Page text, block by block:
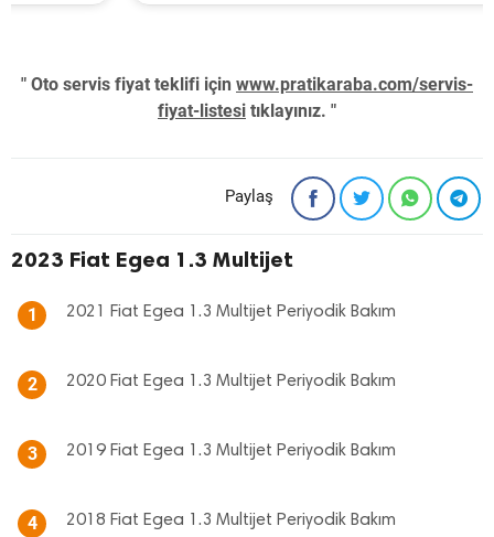
" Oto servis fiyat teklifi için www.pratikaraba.com/servis-
fiyat-listesi tıklayınız. "
Paylaş
2023 Fiat Egea 1.3 Multijet
1 2021 Fiat Egea 1.3 Multijet Periyodik Bakım
2 2020 Fiat Egea 1.3 Multijet Periyodik Bakım
3 2019 Fiat Egea 1.3 Multijet Periyodik Bakım
4 2018 Fiat Egea 1.3 Multijet Periyodik Bakım